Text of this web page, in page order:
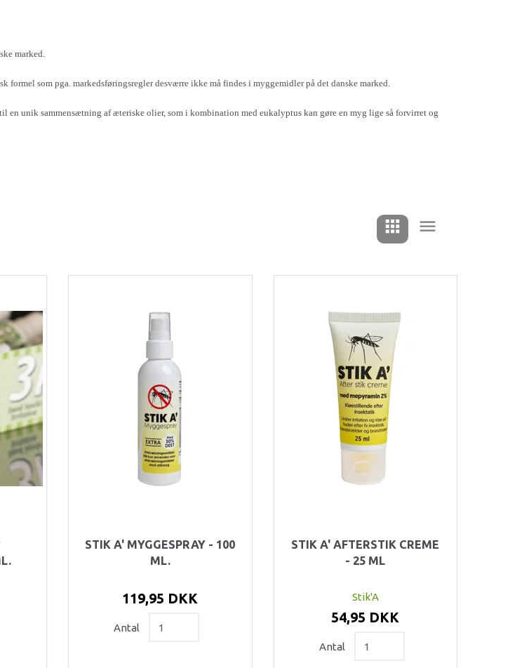
marked.
som pga. markedsføringsregler desværre ikke må findes i myggemidler på det danske marked.
unik sammensætning af æteriske olier, som i kombination med eukalyptus kan gøre en myg lige så forvirret og
STIK A' MYGGESPRAY - 100
ML.
119,95 DKK
Antal
STIK A' AFTERSTIK CREME
- 25 ML
Stik'A
54,95 DKK
Antal